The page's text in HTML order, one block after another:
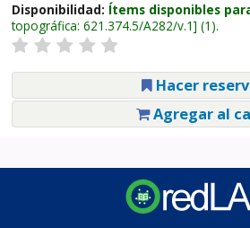
Disponibilidad: Ítems disponibles
topográfica: 621.374.5/A282/v.1 (1).
Hacer
Agregar al